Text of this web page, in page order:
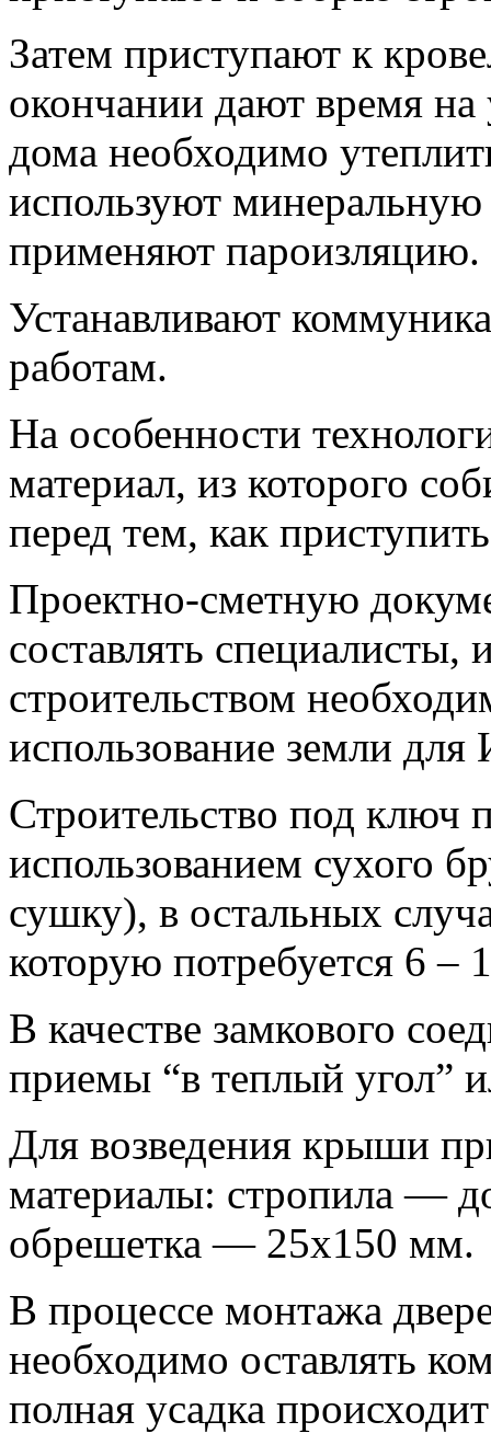
Затем приступают к
окончании дают время
дома необходимо
используют минеральную
применяют пароизляцию.
Устанавливают
работам.
На особенности
материал, из которого
перед тем, как
Проектно-сметную
составлять
строительством
использование земли
Строительство под ключ
использованием сухого
сушку), в остальных
которую потребуется 6 –
В качестве замкового
приемы “в теплый угол”
Для возведения крыши
материалы: стропила —
обрешетка — 25х150 мм.
В процессе монтажа
необходимо оставлять
полная усадка